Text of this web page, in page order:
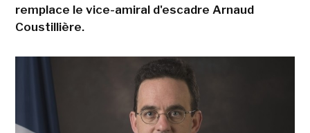
remplace le vice-amiral d'escadre Arnaud
Coustillière.